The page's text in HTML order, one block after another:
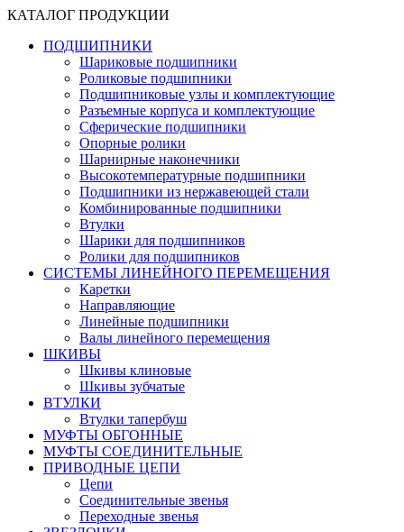
КАТАЛОГ ПРОДУКЦИИ
ПОДШИПНИКИ
Шариковые подшипники
Роликовые подшипники
Подшипниковые узлы и комплектующие
Разъемные корпуса и комплектующие
Сферические подшипники
Опорные ролики
Шарнирные наконечники
Высокотемпературные подшипники
Подшипники из нержавеющей стали
Комбинированные подшипники
Втулки
Шарики для подшипников
Ролики для подшипников
СИСТЕМЫ ЛИНЕЙНОГО ПЕРЕМЕЩЕНИЯ
Каретки
Направляющие
Линейные подшипники
Валы линейного перемещения
ШКИВЫ
Шкивы клиновые
Шкивы зубчатые
ВТУЛКИ
Втулки тапербуш
МУФТЫ ОБГОННЫЕ
МУФТЫ СОЕДИНИТЕЛЬНЫЕ
ПРИВОДНЫЕ ЦЕПИ
Цепи
Соединительные звенья
Переходные звенья